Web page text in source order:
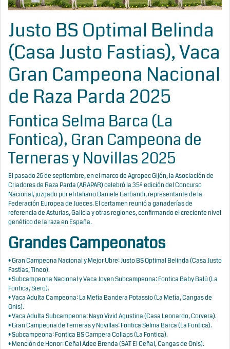
Justo BS Optimal Belinda
(Casa Justo Fastias), Vaca
Gran Campeona Nacional
de Raza Parda 2025
Fontica Selma Barca (La
Fontica), Gran Campeona de
Terneras y Novillas 2025
El pasado 26 de septiembre, en el marco de Agropec Gijón, la Asociación de
Criadores de Raza Parda (ARAPAR) celebró la 35ª edición del Concurso
Nacional, juzgado por el italiano Daniele Garbandi, representante de la
Federación Europea de Jueces. El certamen reunió a ganaderías de
referencia de Asturias, Galicia y otras regiones, confirmando el creciente nivel
genético de la raza en España.
Grandes Campeonatos
• Gran Campeona Nacional y Mejor Ubre: Justo BS Optimal Belinda (Casa Justo
Fastias, Tineo).
• Subcampeona Nacional y Vaca Joven Subcampeona: Fontica Baby Balú (La
Fontica, Siero).
• Vaca Adulta Campeona: La Metía Bandera Potassio (La Metía, Cangas de
Onís).
• Vaca Adulta Subcampeona: Nayo Vivid Agustina (Casa Leonardo, Corvera).
• Gran Campeona de Terneras y Novillas: Fontica Selma Barca (La Fontica).
• Subcampeona: Fontica BS Campera Collaps (La Fontica).
• Mención de Honor: Ceñal Adee Brenda (SAT El Ceñal, Cangas de Onís).